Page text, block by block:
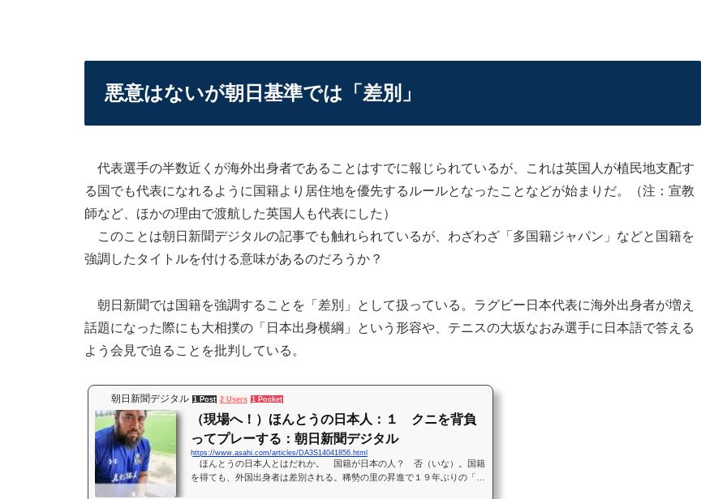
悪意はないが朝日基準では「差別」
代表選手の半数近くが海外出身者であることはすでに報じられているが、これは英国人が植民地支配す
る国でも代表になれるように国籍より居住地を優先するルールとなったことなどが始まりだ。（注：宣教
師など、ほかの理由で渡航した英国人も代表にした）
このことは朝日新聞デジタルの記事でも触れられているが、わざわざ「多国籍ジャパン」などと国籍を
強調したタイトルを付ける意味があるのだろうか？
朝日新聞では国籍を強調することを「差別」として扱っている。ラグビー日本代表に海外出身者が増え
話題になった際にも大相撲の「日本出身横綱」という形容や、テニスの大坂なおみ選手に日本語で答える
よう会見で迫ることを批判している。
朝日新聞デジタル 1 Post 2 Users 1 Pocket
（現場へ！）ほんとうの日本人：１ クニを背負
ってプレーする：朝日新聞デジタル
https://www.asahi.com/articles/DA3S14041856.html
ほんとうの日本人とはだれか。 国籍が日本の人？ 否（いな）。国籍
を得ても、外国出身者は差別される。稀勢の里の昇進で１９年ぶりの「日